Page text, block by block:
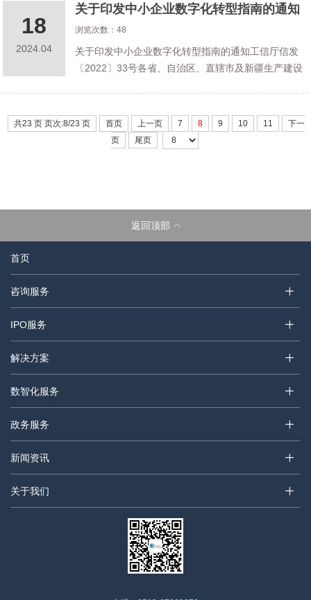
关文件精神，扎实推进最高人民检察
关于印发中小企业数字化转型指南的通知
浏览次数：48
关于印发中小企业数字化转型指南的通知工信厅信发
〔2022〕33号各省、自治区、直辖市及新疆生产建设
际认真贯彻执行。工业和信息化部办
18
2024.04
共23 页 页次:8/23 页 首页 上一页 7 8 9 10 11
下一
页
尾页
返回顶部
首页
咨询服务
IPO服务
解决方案
数智化服务
政务服务
新闻资讯
关于我们